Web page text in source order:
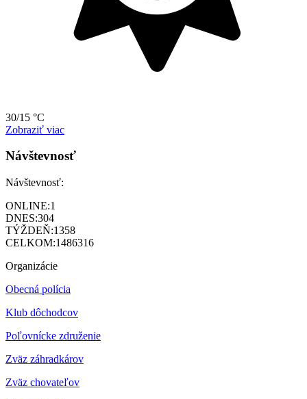
30/15 °C
Zobraziť viac
Návštevnosť
Návštevnosť:
ONLINE:1
DNES:304
TÝŽDEŇ:1358
CELKOM:1486316
Organizácie
Obecná polícia
Klub dôchodcov
Poľovnícke združenie
Zväz záhradkárov
Zväz chovateľov